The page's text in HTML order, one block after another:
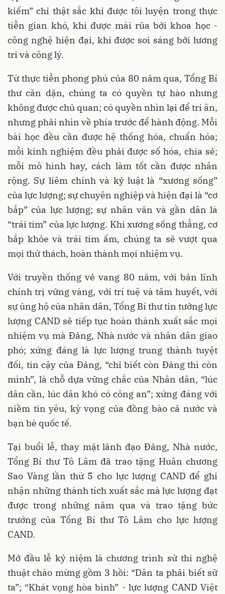
kiếm” chỉ thật sắc khi được tôi luyện trong thực
tiễn gian khó, khi được mài rũa bởi khoa học -
công nghệ hiện đại, khi được soi sáng bởi lương
tri và công lý.
Từ thực tiễn phong phú của 80 năm qua, Tổng Bí
thư căn dặn, chúng ta có quyền tự hào nhưng
không được chủ quan; có quyền nhìn lại để tri ân,
nhưng phải nhìn về phía trước để hành động. Mỗi
bài học đều cần được hệ thống hóa, chuẩn hóa;
mỗi kinh nghiệm đều phải được số hóa, chia sẻ;
mỗi mô hình hay, cách làm tốt cần được nhân
rộng. Sự liêm chính và kỷ luật là “xương sống”
của lực lượng; sự chuyên nghiệp và hiện đại là “cơ
bắp” của lực lượng; sự nhân văn và gần dân là
“trái tim” của lực lượng. Khi xương sống thẳng, cơ
bắp khỏe và trái tim ấm, chúng ta sẽ vượt qua
mọi thử thách, hoàn thành mọi nhiệm vụ.
Với truyền thống vẻ vang 80 năm, với bản lĩnh
chính trị vững vàng, với trí tuệ và tâm huyết, với
sự ủng hộ của nhân dân, Tổng Bí thư tin tưởng lực
lượng CAND sẽ tiếp tục hoàn thành xuất sắc mọi
nhiệm vụ mà Đảng, Nhà nước và nhân dân giao
phó; xứng đáng là lực lượng trung thành tuyệt
đối, tin cậy của Đảng, “chỉ biết còn Đảng thì còn
mình”, là chỗ dựa vững chắc của Nhân dân, “lúc
dân cần, lúc dân khó có công an”; xứng đáng với
niềm tin yêu, kỳ vọng của đồng bào cả nước và
bạn bè quốc tế.
Tại buổi lễ, thay mặt lãnh đạo Đảng, Nhà nước,
Tổng Bí thư Tô Lâm đã trao tặng Huân chương
Sao Vàng lần thứ 5 cho lực lượng CAND để ghi
nhận những thành tích xuất sắc mà lực lượng đạt
được trong những năm qua và trao tặng bức
trướng của Tổng Bí thư Tô Lâm cho lực lượng
CAND.
Mở đầu lễ kỷ niệm là chương trình sử thi nghệ
thuật chào mừng gồm 3 hồi: “Dân ta phải biết sử
ta”; “Khát vọng hòa bình” - lực lượng CAND Việt